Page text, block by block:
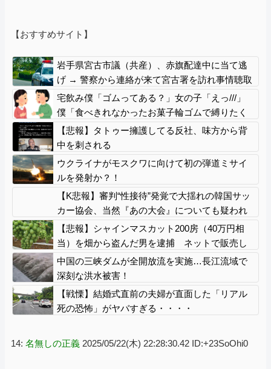
【おすすめサイト】
岩手県宮古市議（共産）、赤旗配達中に当て逃
げ → 警察から連絡が来て宮古署を訪れ事情聴取
宅飲み僕「ゴムってある？」女の子「えっ///」
僕「食べきれなかったお菓子輪ゴムで縛りたく
て」女の子「⋯あ、そ、そっか///」
【悲報】タトゥー擁護してる反社、味方から背
中を刺される
ウクライナがモスクワに向けて初の弾道ミサイ
ルを発射か？！
【K悲報】審判“性接待”発覚で大揺れの韓国サッ
カー協会、当然『あの大会』についても疑われ
てしまう…
【悲報】シャインマスカット200房（40万円相
当）を畑から盗んだ男を逮捕 ネットで販売し
ていた模様
中国の三峡ダムが全開放流を実施…長江流域で
深刻な洪水被害！
【戦慄】結婚式直前の夫婦が直面した「リアル
死の恐怖」がヤバすぎる・・・・
14: 名無しの正義 2025/05/22(木) 22:28:30.42 ID:+23SoOhi0